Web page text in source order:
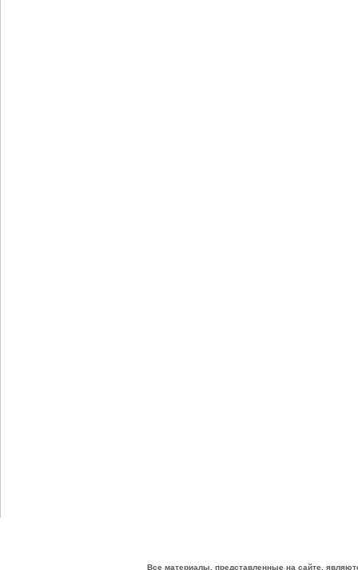
Все материалы, представленные на сайте,